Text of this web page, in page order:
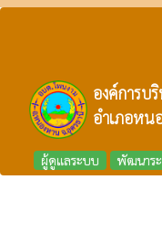
องค์การบ
อำเภอหน
ผู้ดูแลระบบ พัฒนาร